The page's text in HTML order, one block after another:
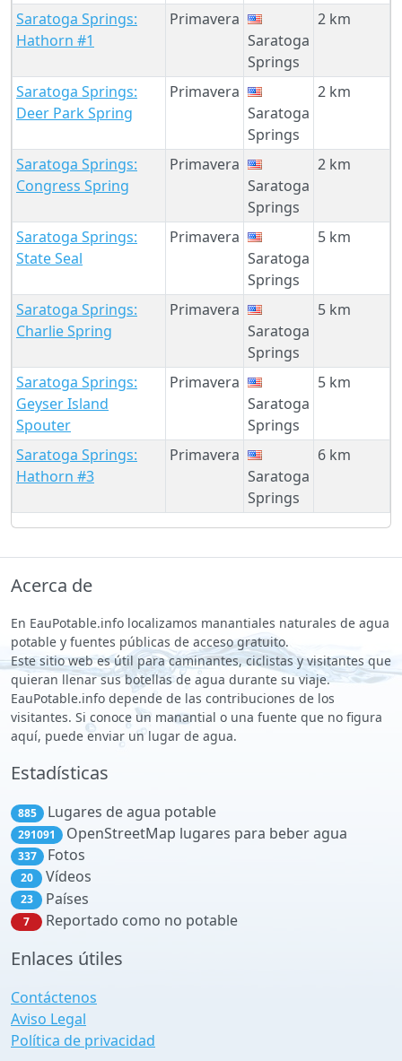
Saratoga Springs:
Hathorn #1
Primavera
Saratoga
Springs
2 km
Saratoga Springs:
Deer Park Spring
Primavera
Saratoga
Springs
2 km
Saratoga Springs:
Congress Spring
Primavera
Saratoga
Springs
2 km
Saratoga Springs:
State Seal
Primavera
Saratoga
Springs
5 km
Saratoga Springs:
Charlie Spring
Primavera
Saratoga
Springs
5 km
Saratoga Springs:
Geyser Island
Spouter
Primavera
Saratoga
Springs
5 km
Saratoga Springs:
Hathorn #3
Primavera
Saratoga
Springs
6 km
Acerca de
En EauPotable.info localizamos manantiales naturales de agua
potable y fuentes públicas de acceso gratuito.
Este sitio web es útil para caminantes, ciclistas y visitantes que
quieran llenar sus botellas de agua durante su viaje.
EauPotable.info depende de las contribuciones de los
visitantes. Si conoce un manantial o una fuente que no figura
aquí, puede enviar un lugar de agua.
Estadísticas
885 Lugares de agua potable
291091 OpenStreetMap lugares para beber agua
337 Fotos
20 Vídeos
23 Países
7 Reportado como no potable
Enlaces útiles
Contáctenos
Aviso Legal
Política de privacidad